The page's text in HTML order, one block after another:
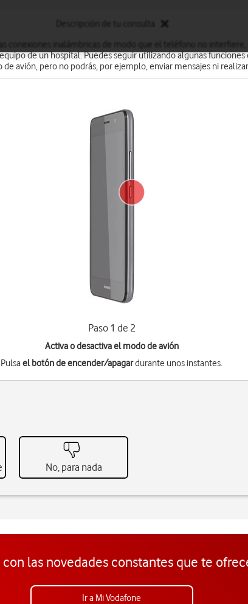
de un hospital. Puedes seguir utilizando algunas
avión, pero no podrás, por ejemplo, enviar mensajes ni
Paso 1 de 2
Activa o desactiva el modo de avión
Pulsael botón de encender/apagardurante unos instantes.
No, para nada
las novedades constantes que te
Ir a Mi Vodafone